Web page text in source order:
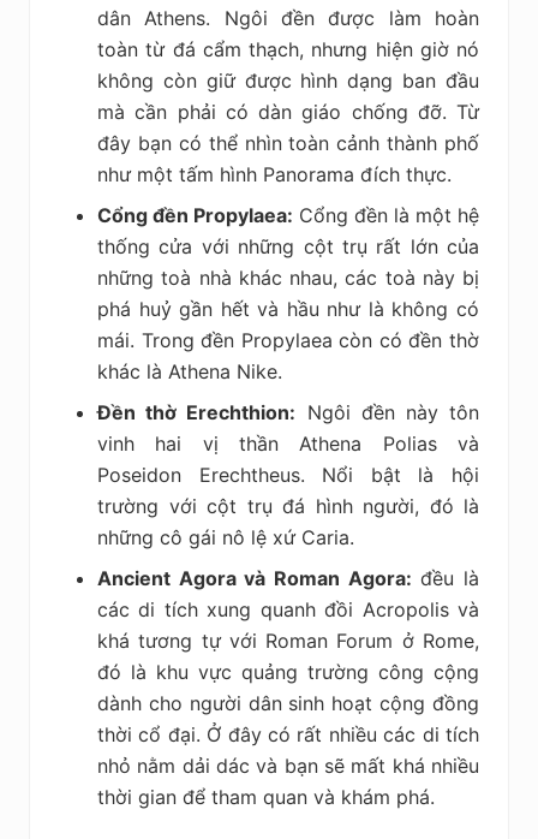
dân Athens. Ngôi đền được làm hoàn
toàn từ đá cẩm thạch, nhưng hiện giờ nó
không còn giữ được hình dạng ban đầu
mà cần phải có dàn giáo chống đỡ. Từ
đây bạn có thể nhìn toàn cảnh thành phố
như một tấm hình Panorama đích thực.
Cổng đền Propylaea: Cổng đền là một hệ
thống cửa với những cột trụ rất lớn của
những toà nhà khác nhau, các toà này bị
phá huỷ gần hết và hầu như là không có
mái. Trong đền Propylaea còn có đền thờ
khác là Athena Nike.
Đền thờ Erechthion: Ngôi đền này tôn
vinh hai vị thần Athena Polias và
Poseidon Erechtheus. Nổi bật là hội
trường với cột trụ đá hình người, đó là
những cô gái nô lệ xứ Caria.
Ancient Agora và Roman Agora: đều là
các di tích xung quanh đồi Acropolis và
khá tương tự với Roman Forum ở Rome,
đó là khu vực quảng trường công cộng
dành cho người dân sinh hoạt cộng đồng
thời cổ đại. Ở đây có rất nhiều các di tích
nhỏ nằm dải dác và bạn sẽ mất khá nhiều
thời gian để tham quan và khám phá.